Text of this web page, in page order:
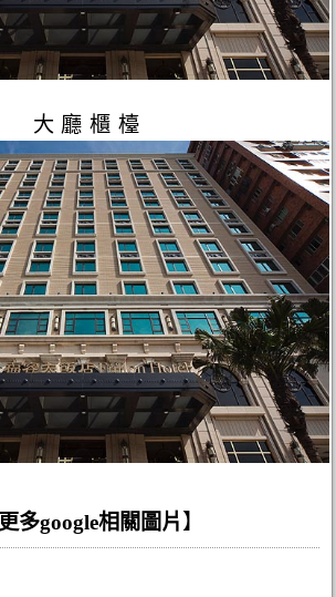
大廳櫃檯
更多google相關圖片 】